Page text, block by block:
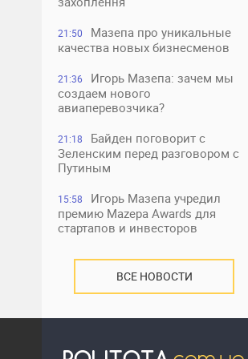
21:50
Мазепа про уникальные
качества новых бизнесменов
21:36
Игорь Мазепа: зачем мы
создаем нового
авиаперевозчика?
21:18
Байден поговорит с
Зеленским перед разговором с
Путиным
15:58
Игорь Мазепа учредил
премию Mazepa Awards для
стартапов и инвесторов
ВСЕ НОВОСТИ